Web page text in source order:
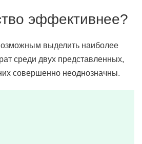
эффективнее?
выделить наиболее
среди двух представленных,
совершенно неоднозначны.